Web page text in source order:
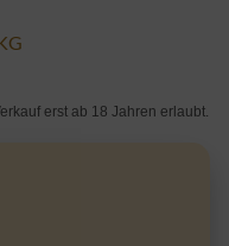
erst ab 18 Jahren erlaubt.